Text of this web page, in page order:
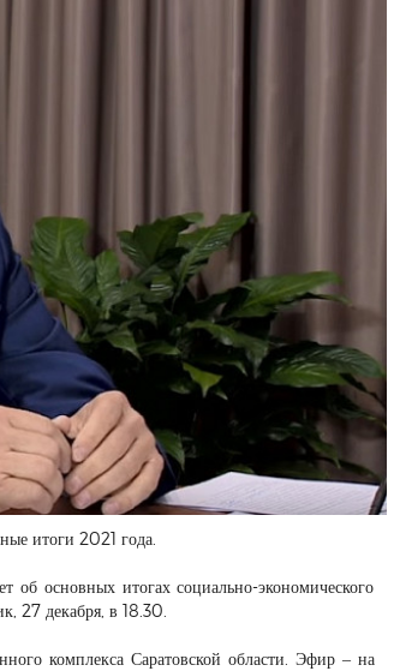
итоги 2021 года.
об основных итогах социально-экономического
27 декабря, в 18.30.
комплекса Саратовской области. Эфир – на